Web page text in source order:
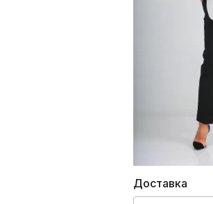
Доставка